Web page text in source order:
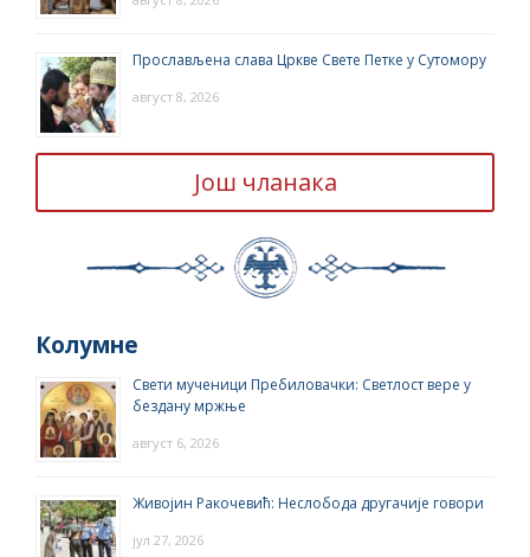
Прослављена слава Цркве Свете Петке у Сутомору
август 8, 2026
Још чланака
Колумне
Свети мученици Пребиловачки: Светлост вере у
бездану мржње
август 6, 2026
Живојин Ракочевић: Неслобода другачије говори
јул 27, 2026